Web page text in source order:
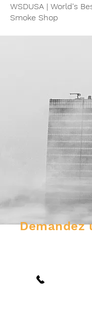
WSDUSA | World's
Smoke Shop
Demandez